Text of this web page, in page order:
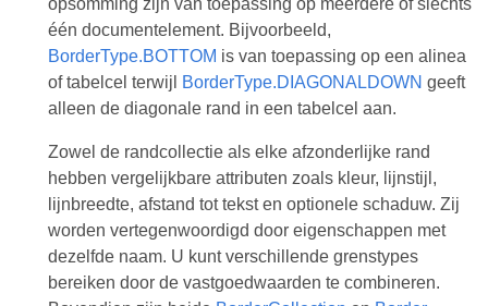
opsomming zijn van toepassing op meerdere of slechts
één documentelement. Bijvoorbeeld,
BorderType.BOTTOM is van toepassing op een alinea
of tabelcel terwijl
BorderType.DIAGONALDOWN geeft
alleen de diagonale rand in een tabelcel aan.
Zowel de randcollectie als elke afzonderlijke rand
hebben vergelijkbare attributen zoals kleur, lijnstijl,
lijnbreedte, afstand tot tekst en optionele schaduw. Zij
worden vertegenwoordigd door eigenschappen met
dezelfde naam. U kunt verschillende grenstypes
bereiken door de vastgoedwaarden te combineren.